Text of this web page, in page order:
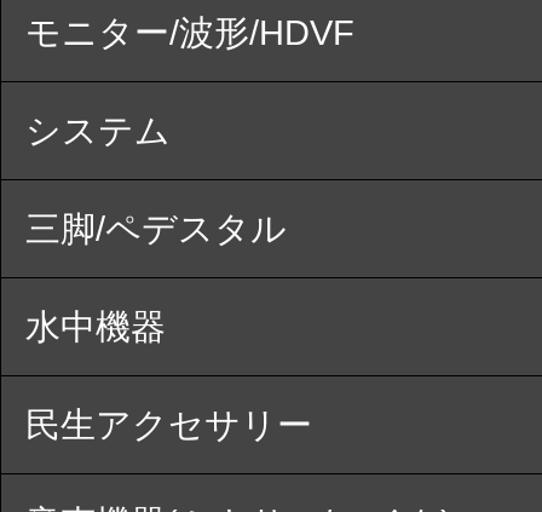
モニター/波形/HDVF
システム
三脚/ペデスタル
水中機器
民生アクセサリー